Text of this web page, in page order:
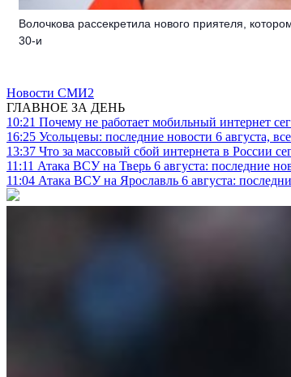
Волочкова рассекретила нового приятеля,
30-и
Новости СМИ2
ГЛАВНОЕ ЗА ДЕНЬ
10:21 Почему не работает мобильный интернет
16:25 Усольцевы: последние новости 6 августа,
13:37 Что за массовый сбой интернета в России
11:11 Атака ВСУ на Тверь 6 августа: последние
11:04 Атака ВСУ на Ярославль 6 августа: